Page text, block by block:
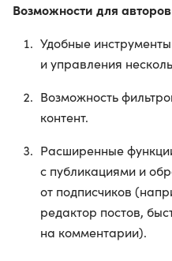
Возможности для
Удобные
и управления
Возможность
контент.
Расширенные
с публикациями и
от подписчиков
редактор постов,
на комментарии).